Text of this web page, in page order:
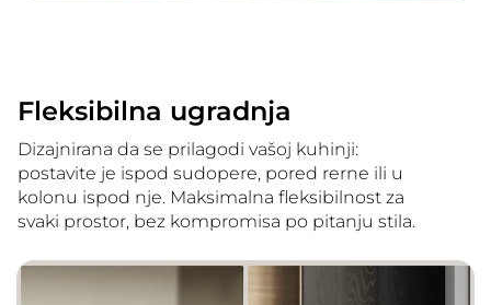
Fleksibilna ugradnja
Dizajnirana da se prilagodi vašoj kuhinji:
postavite je ispod sudopere, pored rerne ili u
kolonu ispod nje. Maksimalna fleksibilnost za
svaki prostor, bez kompromisa po pitanju stila.